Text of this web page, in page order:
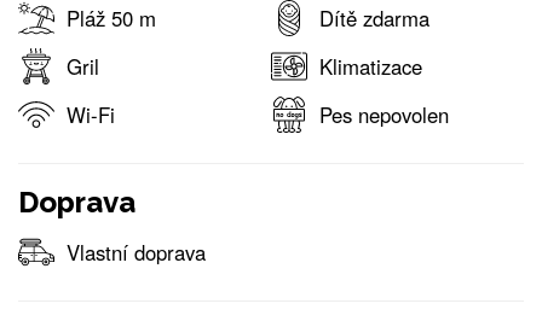
Pláž 50 m
Dítě zdarma
Gril
Klimatizace
Wi-Fi
Pes nepovolen
Doprava
Vlastní doprava